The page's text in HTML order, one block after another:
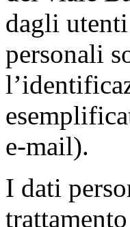
dagli
personali
e-mail).
I dati